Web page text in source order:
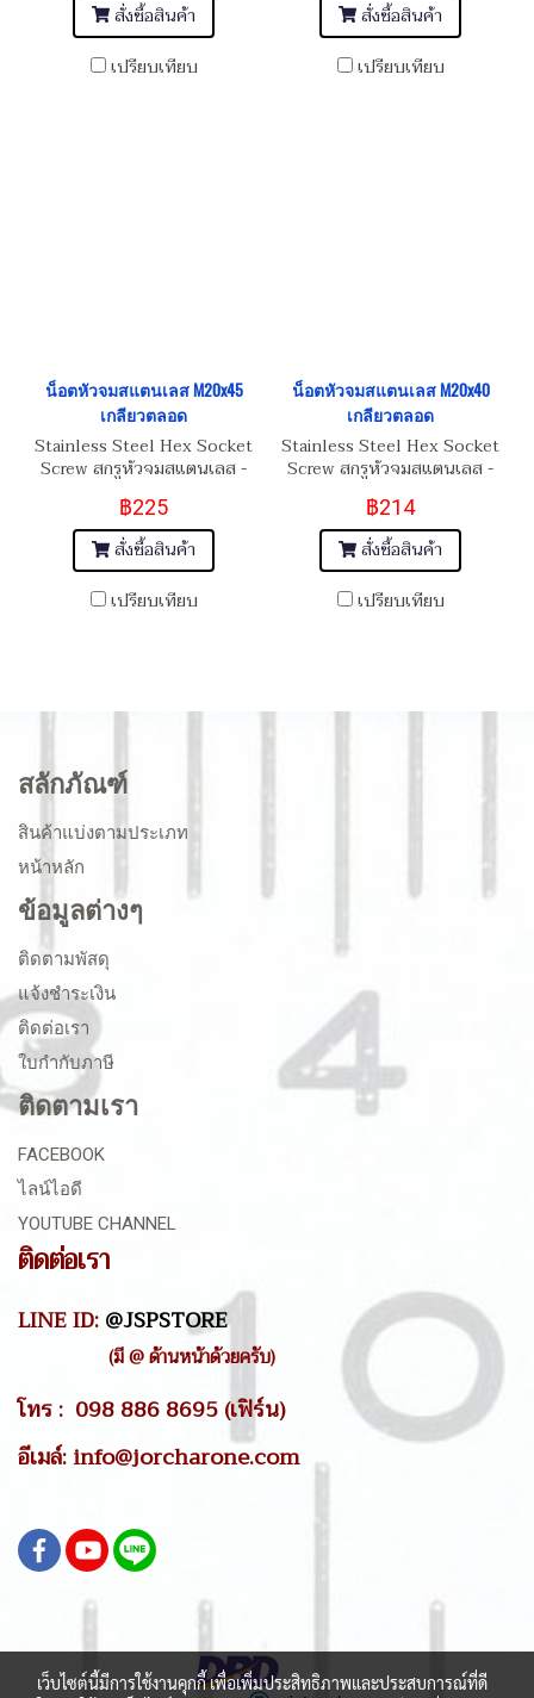
สั่งซื้อสินค้า
เปรียบเทียบ
สั่งซื้อสินค้า
เปรียบเทียบ
น็อตหัวจมสแตนเลส M20x45
เกลียวตลอด
Stainless Steel Hex Socket
Screw สกรูหัวจมสแตนเลส -
฿225
สั่งซื้อสินค้า
เปรียบเทียบ
น็อตหัวจมสแตนเลส M20x40
เกลียวตลอด
Stainless Steel Hex Socket
Screw สกรูหัวจมสแตนเลส -
฿214
สั่งซื้อสินค้า
เปรียบเทียบ
สลักภัณฑ์
สินค้าแบ่งตามประเภท
หน้าหลัก
ข้อมูลต่างๆ
ติดตามพัสดุ
แจ้งชำระเงิน
ติดต่อเรา
ใบกำกับภาษี
ติดตามเรา
FACEBOOK
ไลน์ไอดี
YOUTUBE CHANNEL
ติดต่อเรา
LINE ID:@JSPSTORE
(มี @ ด้านหน้าด้วยครับ)
โทร : 098 886 8695 (เฟิร์น)
อีเมล์: info@jorcharone.com
เว็บไซต์นี้มีการใช้งานคุกกี้ เพื่อเพิ่มประสิทธิภาพและประสบการณ์ที่ดี